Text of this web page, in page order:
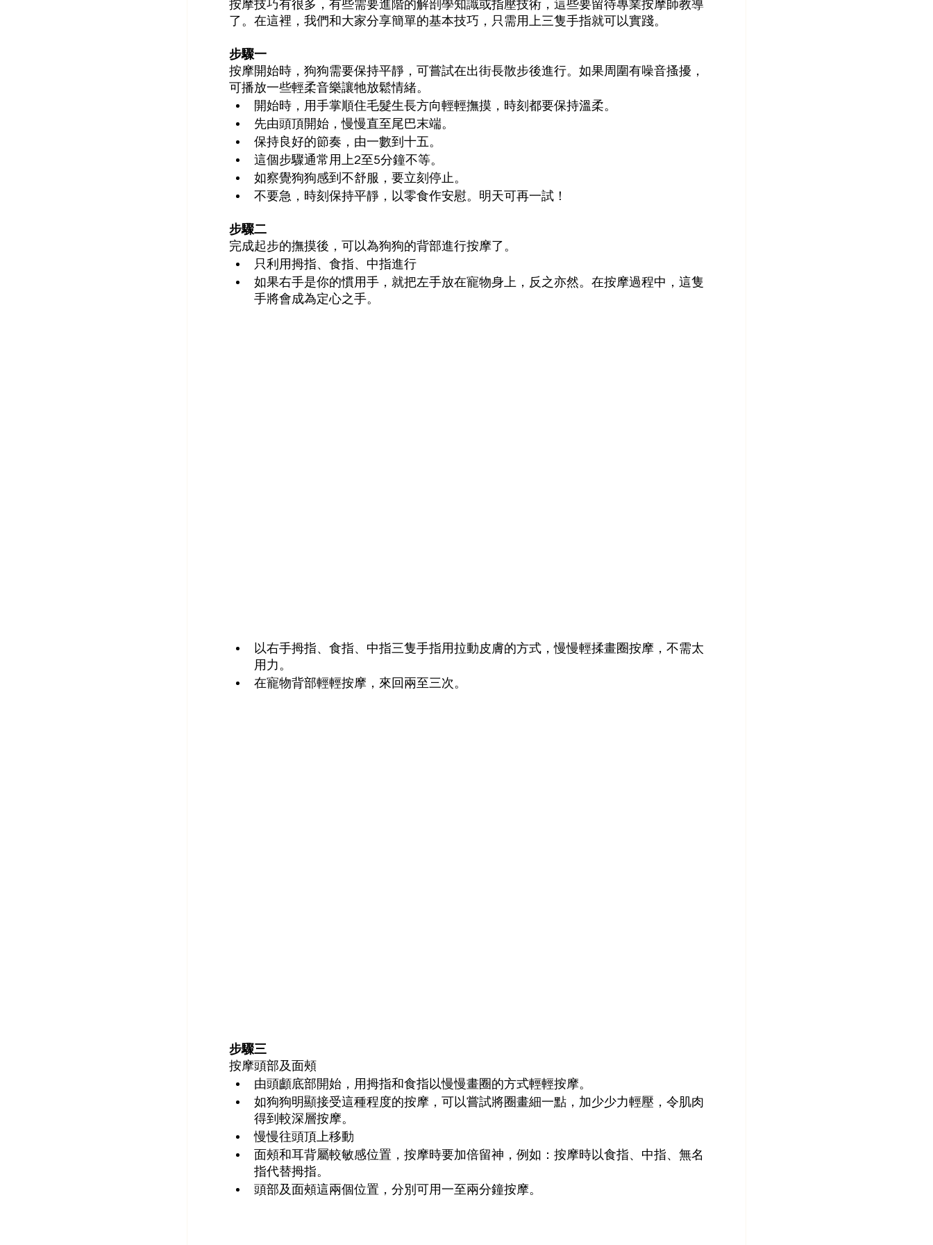
按摩技巧有很多，有些需要進階的解剖學知識或指壓技術，這些要留待專業按摩師教導
了。在這裡，我們和大家分享簡單的基本技巧，只需用上三隻手指就可以實踐。
步驟一
按摩開始時，狗狗需要保持平靜，可嘗試在出街長散步後進行。如果周圍有噪音搔擾，
可播放一些輕柔音樂讓牠放鬆情緒。
開始時，用手掌順住毛髮生長方向輕輕撫摸，時刻都要保持溫柔。
先由頭頂開始，慢慢直至尾巴末端。
保持良好的節奏，由一數到十五。
這個步驟通常用上2至5分鐘不等。
如察覺狗狗感到不舒服，要立刻停止。
不要急，時刻保持平靜，以零食作安慰。明天可再一試！
步驟二
完成起步的撫摸後，可以為狗狗的背部進行按摩了。
只利用拇指、食指、中指進行
如果右手是你的慣用手，就把左手放在寵物身上，反之亦然。在按摩過程中，這隻
手將會成為定心之手。
以右手拇指、食指、中指三隻手指用拉動皮膚的方式，慢慢輕揉畫圈按摩，不需太
用力。
在寵物背部輕輕按摩，來回兩至三次。
步驟三
按摩頭部及面頰
由頭顱底部開始，用拇指和食指以慢慢畫圈的方式輕輕按摩。
如狗狗明顯接受這種程度的按摩，可以嘗試將圈畫細一點，加少少力輕壓，令肌肉
得到較深層按摩。
慢慢往頭頂上移動
面頰和耳背屬較敏感位置，按摩時要加倍留神，例如：按摩時以食指、中指、無名
指代替拇指。
頭部及面頰這兩個位置，分別可用一至兩分鐘按摩。